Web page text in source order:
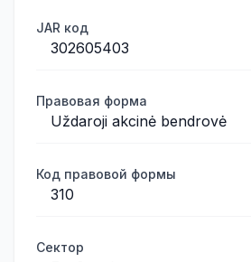
JAR код
302605403
Правовая форма
Uždaroji akcinė bendrovė
Код правовой формы
310
Сектор